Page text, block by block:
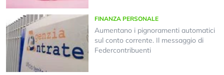
FINANZA PERSONALE
Aumentano i pignoramenti automatici
sul conto corrente. Il messaggio di
Federcontribuenti